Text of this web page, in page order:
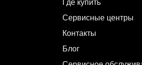
Где купить
Сервисные центры
Контакты
Блог